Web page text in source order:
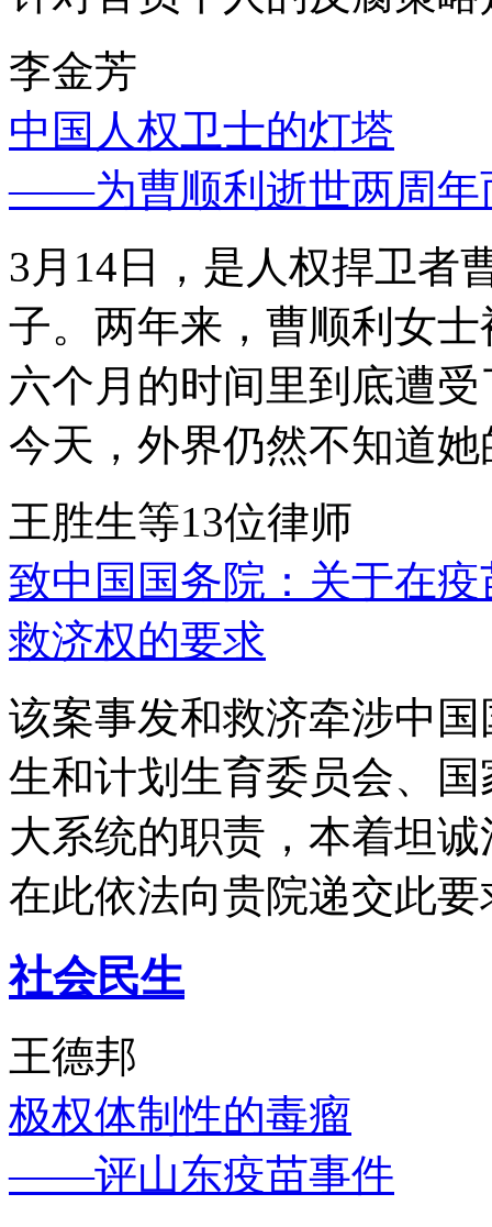
李金芳
中国人权卫士的灯塔
——为曹顺利逝世两周年
3月14日，是人权捍卫者
子。两年来，曹顺利女
六个月的时间里到底遭
今天，外界仍然不知道
王胜生等13位律师
致中国国务院：关于在
救济权的要求
该案事发和救济牵涉中
生和计划生育委员会、
大系统的职责，本着坦
在此依法向贵院递交此要
社会民生
王德邦
极权体制性的毒瘤
——评山东疫苗事件